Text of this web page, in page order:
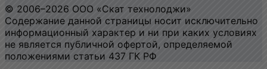
© 2006–2026 ООО «Скат технолоджи»
Содержание данной страницы носит исключительно
информационный характер и ни при каких условиях
не является публичной офертой, определяемой
положениями статьи 437 ГК РФ